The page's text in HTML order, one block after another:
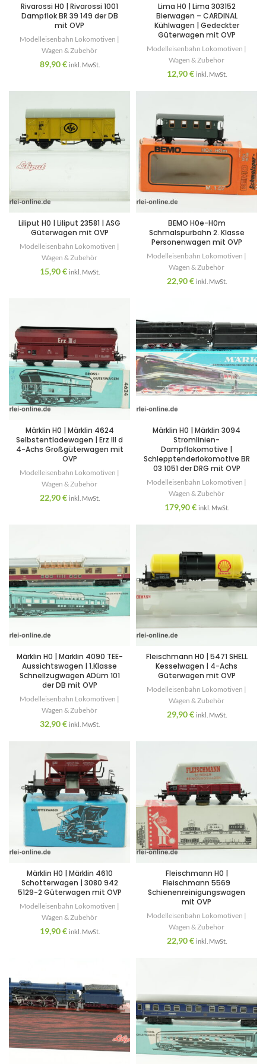
Rivarossi H0 | Rivarossi 1001
Dampflok BR 39 149 der DB
mit OVP
Modelleisenbahn Lokomotiven |
Wagen & Zubehör
89,90€ inkl. MwSt.
Lima H0 | Lima 303152
Bierwagen – CARDINAL
Kühlwagen | Gedeckter
Güterwagen mit OVP
Modelleisenbahn Lokomotiven |
Wagen & Zubehör
12,90€ inkl. MwSt.
Liliput H0 | Liliput 23581 | ASG
Güterwagen mit OVP
Modelleisenbahn Lokomotiven |
Wagen & Zubehör
15,90€ inkl. MwSt.
BEMO H0e-H0m
Schmalspurbahn 2. Klasse
Personenwagen mit OVP
Modelleisenbahn Lokomotiven |
Wagen & Zubehör
22,90€ inkl. MwSt.
Märklin H0 | Märklin 4624
Selbstentladewagen | Erz III d
4-Achs Großgüterwagen mit
OVP
Modelleisenbahn Lokomotiven |
Wagen & Zubehör
22,90€ inkl. MwSt.
Märklin H0 | Märklin 3094
Stromlinien-
Dampflokomotive |
Schlepptenderlokomotive BR
03 1051 der DRG mit OVP
Modelleisenbahn Lokomotiven |
Wagen & Zubehör
179,90€ inkl. MwSt.
Märklin H0 | Märklin 4090 TEE-
Aussichtswagen | 1.Klasse
Schnellzugwagen ADüm 101
der DB mit OVP
Modelleisenbahn Lokomotiven |
Wagen & Zubehör
32,90€ inkl. MwSt.
Fleischmann H0 | 5471 SHELL
Kesselwagen | 4-Achs
Güterwagen mit OVP
Modelleisenbahn Lokomotiven |
Wagen & Zubehör
29,90€ inkl. MwSt.
Märklin H0 | Märklin 4610
Schotterwagen | 3080 942
5129-2 Güterwagen mit OVP
Modelleisenbahn Lokomotiven |
Wagen & Zubehör
19,90€ inkl. MwSt.
Fleischmann H0 |
Fleischmann 5569
Schienenreinigungswagen
mit OVP
Modelleisenbahn Lokomotiven |
Wagen & Zubehör
22,90€ inkl. MwSt.